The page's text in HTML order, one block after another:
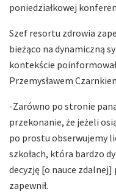
poniedziałkowej
Szef resortu zdrowia
bieżąco na dynamiczną
kontekście
Przemysławem
-Zarówno po stronie
przekonanie, że jeżeli
po prostu obserwujemy
szkołach, która bardzo
decyzję [o nauce
zapewnił.